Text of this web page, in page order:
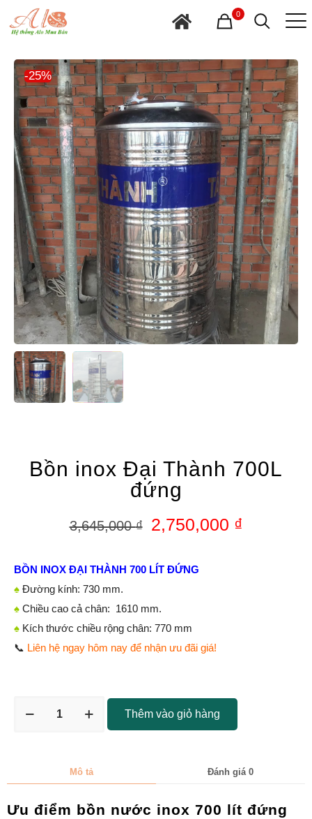
0
-25%
Bồn inox Đại Thành 700L
đứng
3,645,000₫ 2,750,000 ₫
BỒN INOX ĐẠI THÀNH 700 LÍT ĐỨNG
♠ Đường kính: 730 mm.
♠ Chiều cao cả chân: 1610 mm.
♠ Kích thước chiều rộng chân: 770 mm
📞 Liên hệ ngay hôm nay để nhận ưu đãi giá!
Thêm vào giỏ hàng
Mô tả Đánh giá 0
Ưu điểm bồn nước inox 700 lít đứng